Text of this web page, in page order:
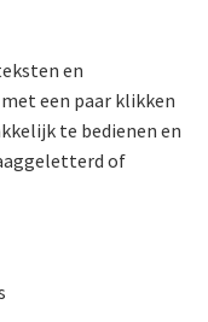
en
een paar klikken
te bedienen en
of